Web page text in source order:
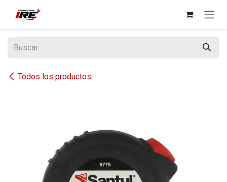
Todos los productos